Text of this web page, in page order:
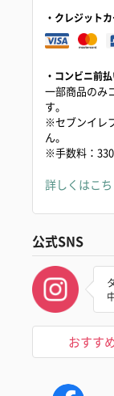
・クレジット
・コンビニ前
一部商品のみ
す。
※セブンイレ
ん。
※手数料：
詳しくはこち
公式SNS
おすす